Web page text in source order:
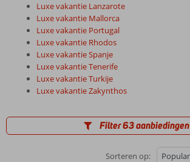
Luxe vakantie Lanzarote
Luxe vakantie Mallorca
Luxe vakantie Portugal
Luxe vakantie Rhodos
Luxe vakantie Spanje
Luxe vakantie Tenerife
Luxe vakantie Turkije
Luxe vakantie Zakynthos
Filter 63 aanbiedingen
Sorteren op: